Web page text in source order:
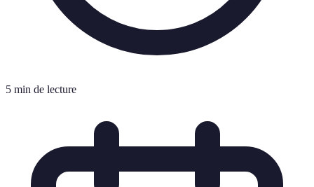
5 min de lecture